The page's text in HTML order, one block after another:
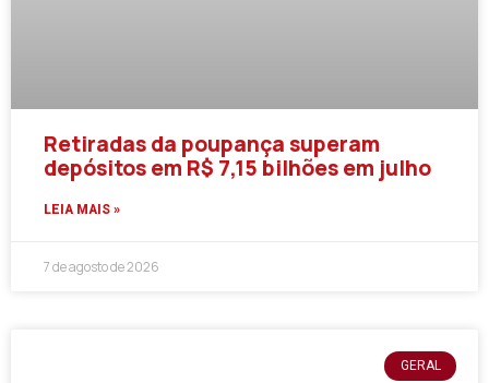
Retiradas da poupança superam
depósitos em R$ 7,15 bilhões em julho
LEIA MAIS »
7 de agosto de 2026
GERAL